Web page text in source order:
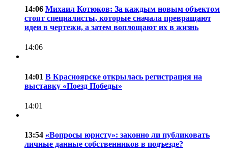
14:06 Михаил Котюков: За каждым новым объектом
стоят специалисты, которые сначала превращают
идеи в чертежи, а затем воплощают их в жизнь
14:06
14:01 В Красноярске открылась регистрация на
выставку «Поезд Победы»
14:01
13:54 «Вопросы юристу»: законно ли публиковать
личные данные собственников в подъезде?